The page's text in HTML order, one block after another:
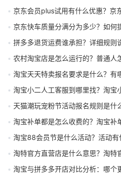
京东会员plus试用有什么优惠？京
京东快车质量分满分为多少？如何
拼多多退货运费谁承担？详细规则
农村淘宝店是怎么运行的？普通人
淘宝天天特卖报名要求是什么？有
淘宝小二人工客服到哪里找？淘宝
天猫潮玩宠粉节活动报名规则是什
淘宝补单都是怎么收费的？淘宝补
淘宝88会员节是什么活动？活动有
淘特官方直营店是什么意思？淘特
淘宝与拼多多开店对比分析：哪个更适合你